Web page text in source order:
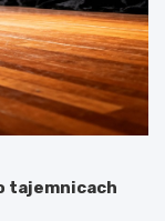
tajemnicach